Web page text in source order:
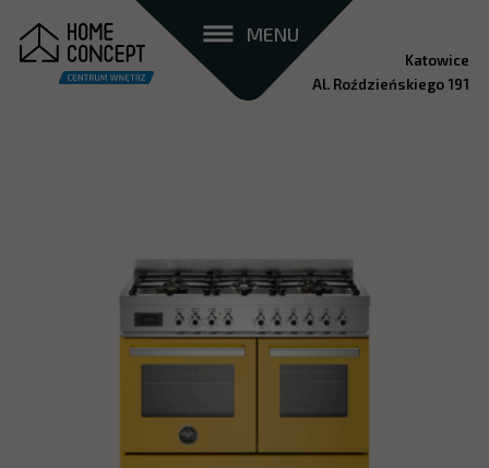
MENU
Katowice
Al. Roździeńskiego 191